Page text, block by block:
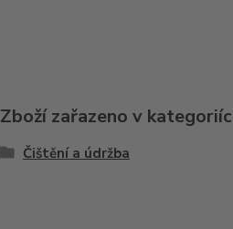
Zboží zařazeno v
Čištění a údržba